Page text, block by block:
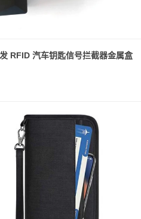
RFID 汽车钥匙信号拦截器金属盒